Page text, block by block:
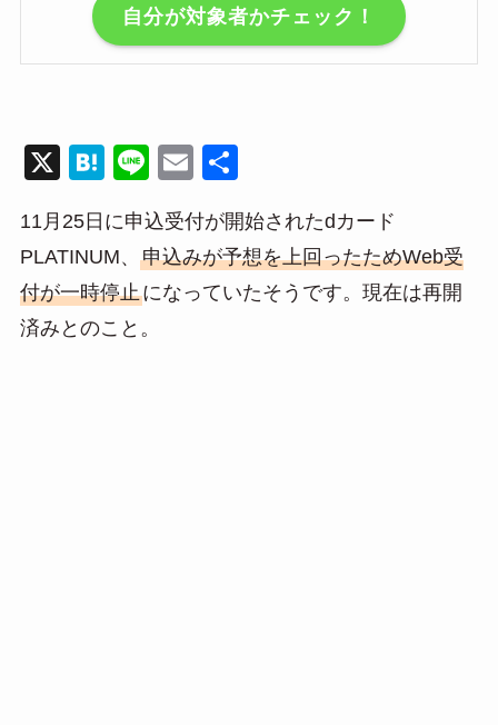
自分が対象者かチェック！
X
H
e
n
a
Li
e
E
ail
11月25日に申込受付が開始されたdカード
PLATINUM、 申込みが予想を上回ったためWeb受
付が一時停止になっていたそうです。現在は再開
済みとのこと。